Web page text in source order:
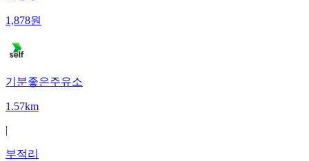
1,878원
기분좋은주유소
1.57km
|
부적리